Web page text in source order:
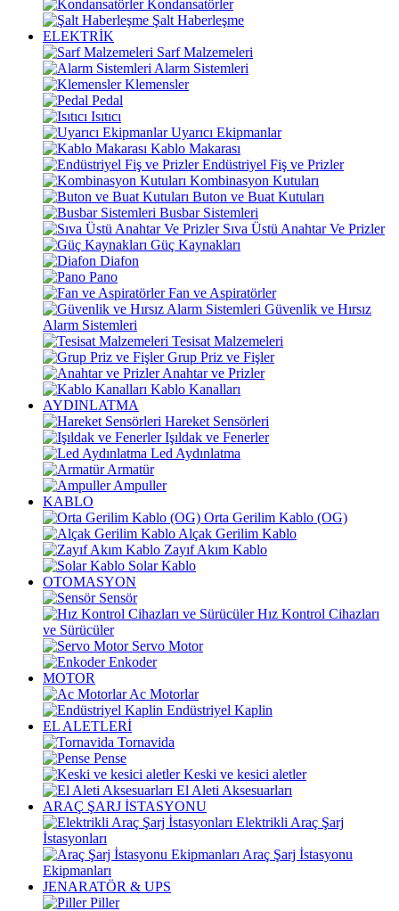
Kondansatörler
Şalt Haberleşme
ELEKTRİK
Sarf Malzemeleri
Alarm Sistemleri
Klemensler
Pedal
Isıtıcı
Uyarıcı Ekipmanlar
Kablo Makarası
Endüstriyel Fiş ve Prizler
Kombinasyon Kutuları
Buton ve Buat Kutuları
Busbar Sistemleri
Sıva Üstü Anahtar Ve Prizler
Güç Kaynakları
Diafon
Pano
Fan ve Aspiratörler
Güvenlik ve Hırsız
Alarm Sistemleri
Tesisat Malzemeleri
Grup Priz ve Fişler
Anahtar ve Prizler
Kablo Kanalları
AYDINLATMA
Hareket Sensörleri
Işıldak ve Fenerler
Led Aydınlatma
Armatür
Ampuller
KABLO
Orta Gerilim Kablo (OG)
Alçak Gerilim Kablo
Zayıf Akım Kablo
Solar Kablo
OTOMASYON
Sensör
Hız Kontrol Cihazları
ve Sürücüler
Servo Motor
Enkoder
MOTOR
Ac Motorlar
Endüstriyel Kaplin
EL ALETLERİ
Tornavida
Pense
Keski ve kesici aletler
El Aleti Aksesuarları
ARAÇ ŞARJ İSTASYONU
Elektrikli Araç Şarj
İstasyonları
Araç Şarj İstasyonu
Ekipmanları
JENARATÖR & UPS
Piller